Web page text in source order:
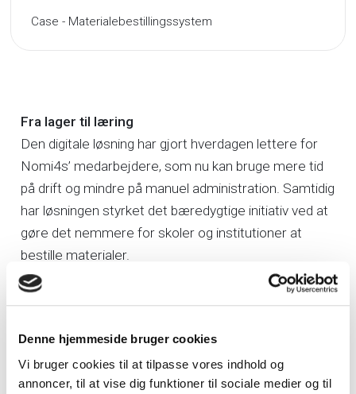
Denne hjemmeside bruger cookies
Vi bruger cookies til at tilpasse vores indhold og
annoncer, til at vise dig funktioner til sociale medier og til
Case - Materialebestillingssystem
Fra lager til læring
Den digitale løsning har gjort hverdagen lettere for
Nomi4s’ medarbejdere, som nu kan bruge mere tid
på drift og mindre på manuel administration. Samtidig
har løsningen styrket det bæredygtige initiativ ved at
gøre det nemmere for skoler og institutioner at
bestille materialer.
svarer det til en besparelse på cirka 59,3 ton CO₂-eq
– et markant bidrag til kommunernes og Danmarks
mål om at reducere CO₂-udledningen med 70 %